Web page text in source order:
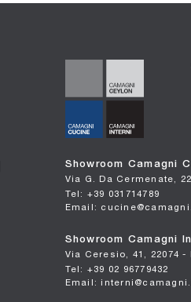
Showroom Camagni
Via G. Da Cermenate,
Tel: +39 031714789
Email:
Showroom Camagni
Via Ceresio, 41, 22074 -
Tel: +39 02 96779432
Email: